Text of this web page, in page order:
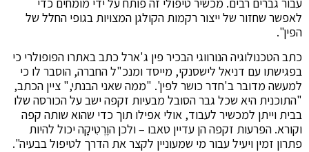
עבור גברים רבים. מכשיר טיפולי זה פותח על ידי מומחים כדי
לאפשר שחזור של ייצור רקמות הקולגן המצויות בגופי החלל של
הפין".
כתב הטכנולוגיה הנורווגי הבכיר פין ג'ארל כתב באתרו הפופולרי כי
בפגישתו עם דניאל לישסנקי, מייסד ומנכ"ל החברה, הוסבר לו כי
למעשה מדובר ב'חדר כושר לפין'. "ממה שאני הבנתי," ציין הכתב,
"התוכנית היא שכל גבר הסובל מבעיות זקפה ישב על הכורסה שלו
בבית וייתן למכשיר לעבוד, אולי אפילו תוך כדי שהוא שותה קפה
וקורא. הפרעות זקפה הן עדיין טאבו – ולכן הוֶרְטִיקָה יכול להיות
פתרון זמין ויעיל עבור מי שמעוניין לקצר את הדרך לטיפול בבעיה".